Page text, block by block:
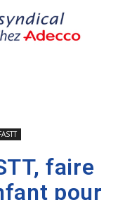
faire
pour